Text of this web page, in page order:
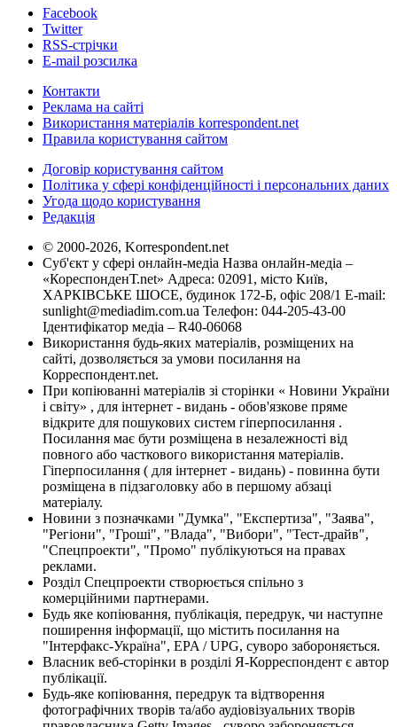
Facebook
Twitter
RSS-стрічки
E-mail розсилка
Контакти
Реклама на сайті
Використання матеріалів korrespondent.net
Правила користування сайтом
Договір користування сайтом
Політика у сфері конфіденційності і персональних даних
Угода щодо користування
Редакція
© 2000-2026, Korrespondent.net
Суб'єкт у сфері онлайн-медіа Назва онлайн-медіа –
«КореспонденТ.net» Адреса: 02091, місто Київ,
ХАРКІВСЬКЕ ШОСЕ, будинок 172-Б, офіс 208/1 E-mail:
sunlight@mediadim.com.ua Телефон: 044-205-43-00
Ідентифікатор медіа – R40-06068
Використання будь-яких матеріалів, розміщених на
сайті, дозволяється за умови посилання на
Корреспондент.net.
При копіюванні матеріалів зі сторінки « Новини України
і світу» , для інтернет - видань - обов'язкове пряме
відкрите для пошукових систем гіперпосилання .
Посилання має бути розміщена в незалежності від
повного або часткового використання матеріалів.
Гіперпосилання ( для інтернет - видань) - повинна бути
розміщена в підзаголовку або в першому абзаці
матеріалу.
Новини з позначками "Думка", "Експертиза", "Заява",
"Регіони", "Гроші", "Влада", "Вибори", "Тест-драйв",
"Спецпроекти", "Промо" публікуються на правах
реклами.
Розділ Спецпроекти створюється спільно з
комерційними партнерами.
Будь яке копіювання, публікація, передрук, чи наступне
поширення інформації, що містить посилання на
"Інтерфакс-Україна", EPA / UPG, суворо забороняється.
Власник веб-сторінки в розділі Я-Корреспондент є автор
публікації.
Будь-яке копіювання, передрук та відтворення
фотографічних творів та/або аудіовізуальних творів